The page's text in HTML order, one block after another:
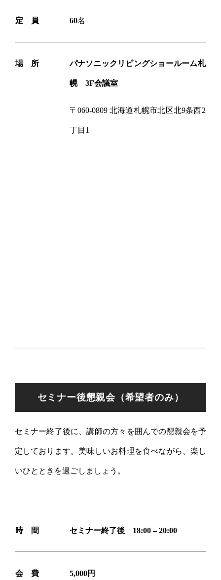
定 員 60名
場 所 パナソニックリビングショールーム札
幌 3F会議室
〒060-0809 北海道札幌市北区北9条西2
丁目1
セミナー後懇親会（希望者のみ）
セミナー終了後に、講師の方々を囲んでの懇親会を予
定しております。美味しいお料理を食べながら、楽し
いひとときを過ごしましょう。
時 間 セミナー終了後 18:00 – 20:00
会 費 5,000円